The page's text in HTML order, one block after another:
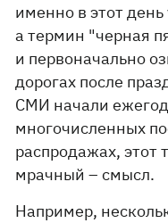
именно в этот
а термин "черная
и первоначально
дорогах после
СМИ начали
многочисленных
распродажах,
мрачный – смысл.
Например,